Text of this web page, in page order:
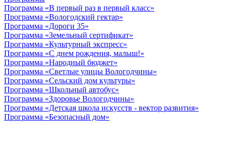
Программа «В первый раз в первый класс»
Программа «Вологодский гектар»
Программа «Дороги 35»
Программа «Земельный сертификат»
Программа «Культурный экспресс»
Программа «С днем рождения, малыш!»
Программа «Народный бюджет»
Программа «Светлые улицы Вологодчины»
Программа «Сельский дом культуры»
Программа «Школьный автобус»
Программа «Здоровье Вологодчины»
Программа «Детская школа искусств - вектор развития»
Программа «Безопасный дом»